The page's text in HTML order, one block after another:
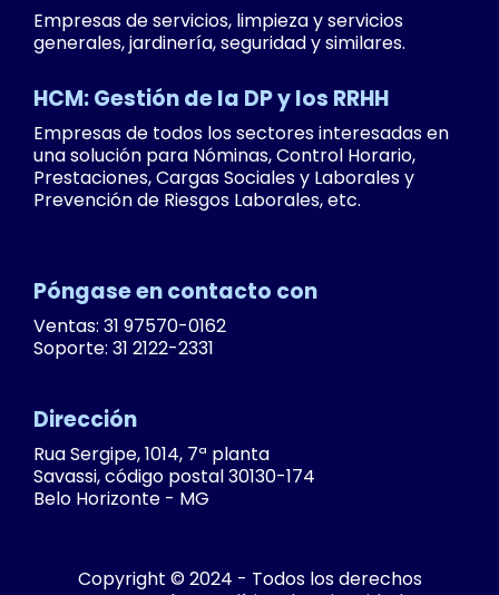
Empresas de servicios, limpieza y servicios
generales, jardinería, seguridad y similares.
HCM: Gestión de la DP y los RRHH
Empresas de todos los sectores interesadas en
una solución para Nóminas, Control Horario,
Prestaciones, Cargas Sociales y Laborales y
Prevención de Riesgos Laborales, etc.
Póngase en contacto con
Ventas: 31 97570-0162
Soporte: 31 2122-2331
Dirección
Rua Sergipe, 1014, 7ª planta
Savassi, código postal 30130-174
Belo Horizonte - MG
Copyright © 2024 - Todos los derechos